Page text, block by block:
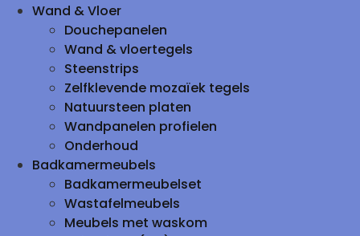
Wand & Vloer
Douchepanelen
Wand & vloertegels
Steenstrips
Zelfklevende mozaïek tegels
Natuursteen platen
Wandpanelen profielen
Onderhoud
Badkamermeubels
Badkamermeubelset
Wastafelmeubels
Meubels met waskom